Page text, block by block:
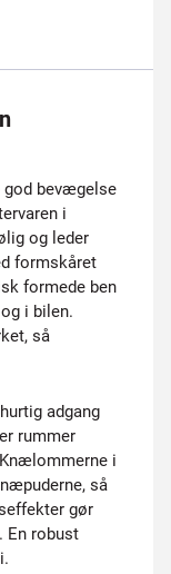
god bevægelse
i
og leder
formskåret
formede ben
i bilen.
så
adgang
rummer
i
så
gør
En robust